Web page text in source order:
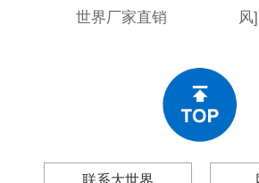
世界厂家直销
风
联系大世界